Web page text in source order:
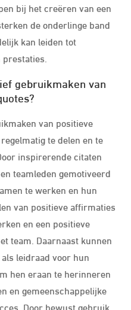
bij het creëren van een
de onderlinge band
kan leiden tot
gebruikmaken van
van positieve
te delen en te
inspirerende citaten
teamleden gemotiveerd
te werken en hun
van positieve affirmaties
en een positieve
team. Daarnaast kunnen
leidraad voor hun
hen eraan te herinneren
en gemeenschappelijke
Door bewust gebruik